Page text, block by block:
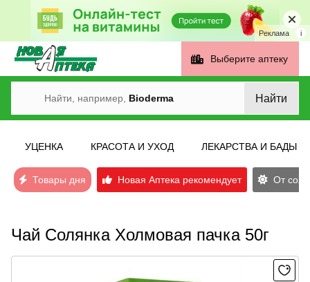
Реклама i
Выберите аптеку
Найти, например, Bioderma Найти
УЦЕНКА КРАСОТА И УХОД ЛЕКАРСТВА И БАДЫ
Товары дня Новая Аптека рекомендует От
Чай Солянка Холмовая пачка 50г